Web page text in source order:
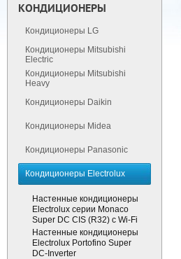
КОНДИЦИОНЕРЫ
Кондиционеры LG
Кондиционеры Mitsubishi
Electric
Кондиционеры Mitsubishi
Heavy
Кондиционеры Daikin
Кондиционеры Midea
Кондиционеры Panasonic
Кондиционеры Electrolux
Настенные кондиционеры
Electrolux серии Monaco
Super DC CIS (R32) c Wi-Fi
Настенные кондиционеры
Electrolux Portofino Super
DC-Inverter